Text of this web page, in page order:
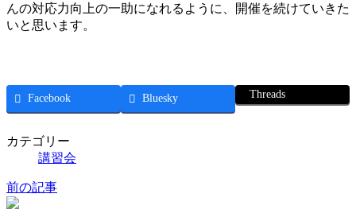
んの対応力向上の一助になれるように、開催を続けていきた
いと思います。
Facebook Bluesky Threads
カテゴリー
講習会
前の記事